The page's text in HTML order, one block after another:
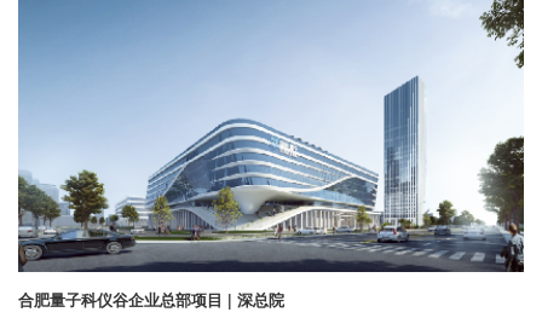
合肥量子科仪谷企业总部项目 | 深总院